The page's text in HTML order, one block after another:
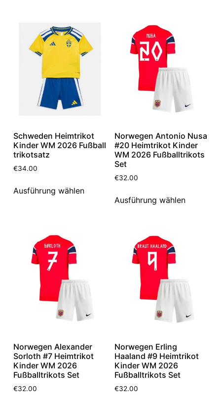
Schweden Heimtrikot
Kinder WM 2026 Fußball
trikotsatz
€34.00
Ausführung wählen
Norwegen Antonio Nusa
#20 Heimtrikot Kinder
WM 2026 Fußballtrikots
Set
€32.00
Ausführung wählen
Norwegen Alexander
Sorloth #7 Heimtrikot
Kinder WM 2026
Fußballtrikots Set
€32.00
Norwegen Erling
Haaland #9 Heimtrikot
Kinder WM 2026
Fußballtrikots Set
€32.00